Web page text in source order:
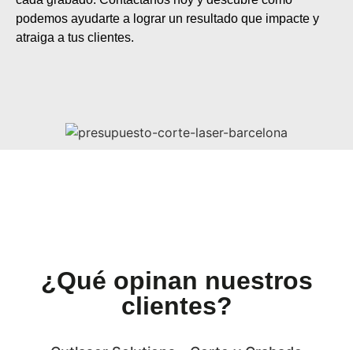
podemos ayudarte a lograr un resultado que impacte y
atraiga a tus clientes.
¿Qué opinan nuestros
clientes?